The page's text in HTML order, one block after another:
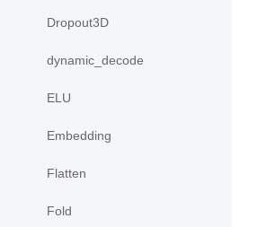
Dropout3D
dynamic_decode
ELU
Embedding
Flatten
Fold